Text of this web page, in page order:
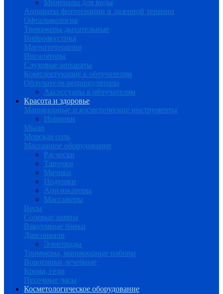
Минералы для воды
Аппараты фототерапии и лазерной терапии
Офтальмология
Тренажеры дыхательные
Виброакустика
Магнитотерапия
Ингаляторы
Слуховые аппараты
Комплектующие к облучателям
Облучатели-рециркуляторы
Аксессуары к облучателям
Красота и здоровье
Маникюрные и косметические инструменты
Новинки
Мыло
Морская соль
Массажное оборудование
Расчески
Тапочки
Мячики
Подушки
Аппликаторы
Массажеры
Весы
Солевые лампы
Вакуумные банки
Дарсонвали
Электроды
Триммеры, маникюрные наборы
Воротники лечебные
Крема, гели
Песочные часы
Косметологическое оборудование